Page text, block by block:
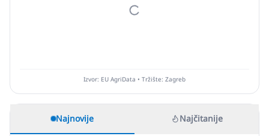
Izvor: EU AgriData • Tržište: Zagreb
Najnovije Najčitanije